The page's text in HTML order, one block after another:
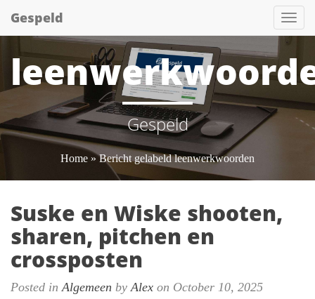
Gespeld
Gespeld
Home » Bericht gelabeld leenwerkwoorden
Suske en Wiske shooten,
sharen, pitchen en
crossposten
Posted inAlgemeen byAlex on October 10, 2025